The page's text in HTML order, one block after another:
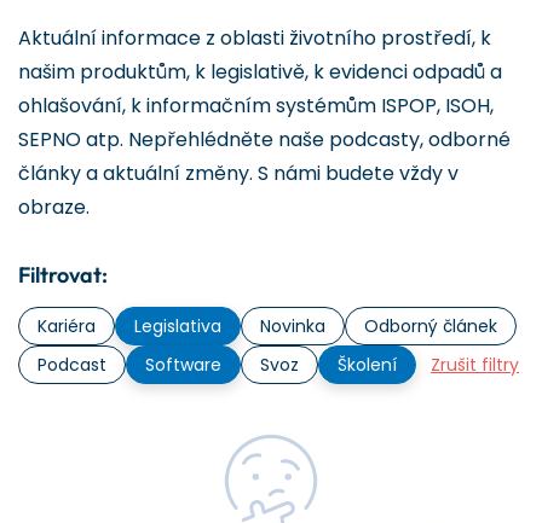
Aktuální informace z oblasti životního prostředí, k
našim produktům, k legislativě, k evidenci odpadů a
ohlašování, k informačním systémům ISPOP, ISOH,
SEPNO atp. Nepřehlédněte naše podcasty, odborné
články a aktuální změny. S námi budete vždy v
obraze.
Filtrovat:
Kariéra Legislativa Novinka
Odborný článek
Podcast
Software Svoz Školení Zrušit filtry